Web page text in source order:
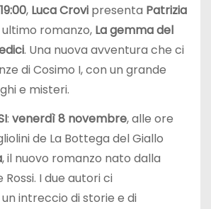
19:00, Luca Crovipresenta Patrizia
romanzo, La gemma del
. Una nuova avventura che ci
di Cosimo I, con un grande
e misteri.
: venerdì 8 novembre, alle ore
de La Bottega del Giallo
, il nuovo romanzo nato dalla
I due autori ci
intreccio di storie e di